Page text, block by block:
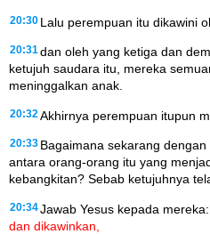
20:30 Lalu perempuan itu dikawini
20:31 dan oleh yang ketiga dan
ketujuh saudara itu, mereka
meninggalkan anak.
20:32 Akhirnya perempuan itupun
20:33 Bagaimana sekarang
antara orang-orang itu yang
kebangkitan? Sebab ketujuhnya
20:34Jawab Yesus kepada mereka:
dan dikawinkan,